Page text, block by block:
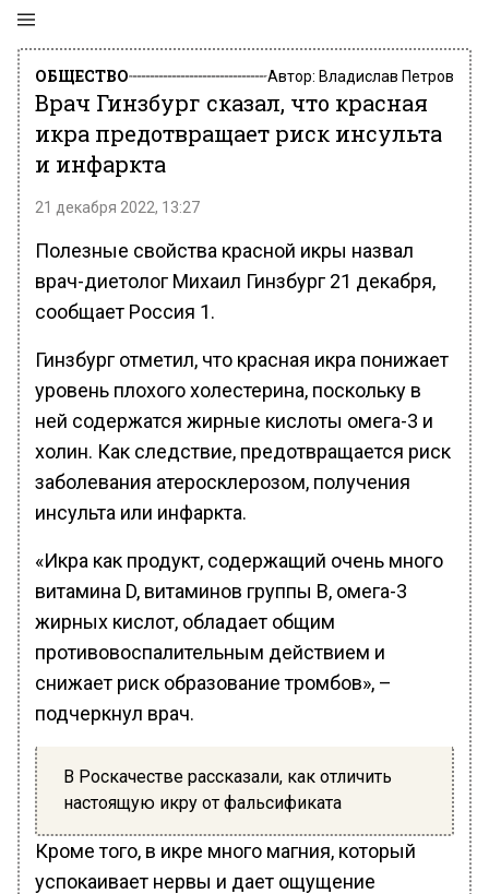
ОБЩЕСТВО Автор: Владислав Петров
Врач Гинзбург сказал, что красная
икра предотвращает риск инсульта
и инфаркта
21 декабря 2022, 13:27
Полезные свойства красной икры назвал
врач-диетолог Михаил Гинзбург 21 декабря,
сообщает Россия 1.
Гинзбург отметил, что красная икра понижает
уровень плохого холестерина, поскольку в
ней содержатся жирные кислоты омега-3 и
холин. Как следствие, предотвращается риск
заболевания атеросклерозом, получения
инсульта или инфаркта.
«Икра как продукт, содержащий очень много
витамина D, витаминов группы B, омега-3
жирных кислот, обладает общим
противовоспалительным действием и
снижает риск образование тромбов», –
подчеркнул врач.
В Роскачестве рассказали, как отличить
настоящую икру от фальсификата
Кроме того, в икре много магния, который
успокаивает нервы и дает ощущение